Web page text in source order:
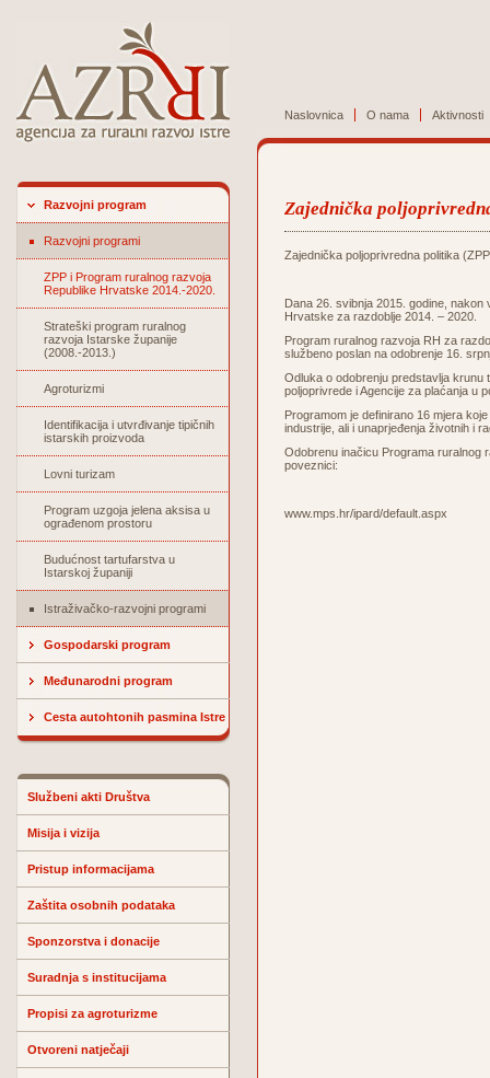
Naslovnica O nama Aktivnosti
Razvojni program
Razvojni programi
ZPP i Program ruralnog razvoja
Republike Hrvatske 2014.-2020.
Strateški program ruralnog
razvoja Istarske županije
(2008.-2013.)
Agroturizmi
Identifikacija i utvrđivanje tipičnih
istarskih proizvoda
Lovni turizam
Program uzgoja jelena aksisa u
ograđenom prostoru
Budućnost tartufarstva u
Istarskoj županiji
Istraživačko-razvojni programi
Gospodarski program
Međunarodni program
Cesta autohtonih pasmina Istre
Službeni akti Društva
Misija i vizija
Pristup informacijama
Zaštita osobnih podataka
Sponzorstva i donacije
Suradnja s institucijama
Propisi za agroturizme
Otvoreni natječaji
Zajednička
Zajednička poljoprivredna politika
Dana 26. svibnja 2015. godine,
Hrvatske za razdoblje 2014. – 2020.
Program ruralnog razvoja RH za
službeno poslan na odobrenje 16.
Odluka o odobrenju predstavlja krunu
poljoprivrede i Agencije za plaćanja u
Programom je definirano 16 mjera
industrije, ali i unaprjeđenja životnih i
Odobrenu inačicu Programa ruralnog
poveznici:
www.mps.hr/ipard/default.aspx